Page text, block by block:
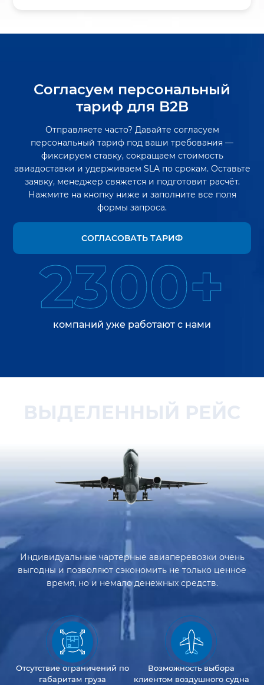
Согласуем персональный
тариф для B2B
Отправляете часто? Давайте согласуем
персональный тариф под ваши требования —
фиксируем ставку, сокращаем стоимость
авиадоставки и удерживаем SLA по срокам. Оставьте
заявку, менеджер свяжется и подготовит расчёт.
Нажмите на кнопку ниже и заполните все поля
формы запроса.
СОГЛАСОВАТЬ ТАРИФ
2300+
компаний уже работают с нами
ВЫДЕЛЕННЫЙ РЕЙС
Индивидуальные чартерные авиаперевозки очень
выгодны и позволяют сэкономить не только ценное
время, но и немало денежных средств.
Отсутствиеограничений по
габаритам груза
Возможность выбора
клиентом воздушного судна